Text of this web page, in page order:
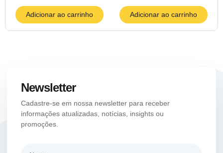
Adicionar ao carrinho Adicionar ao carrinho
Newsletter
Cadastre-se em nossa newsletter para receber
informações atualizadas, notícias, insights ou
promoções.